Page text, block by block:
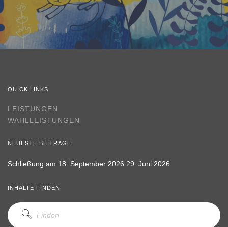
QUICK LINKS
LEISTUNGEN
WAHLLEISTUNGEN
NEUESTE BEITRÄGE
Schließung am 18. September 2026 29. Juni 2026
INHALTE FINDEN